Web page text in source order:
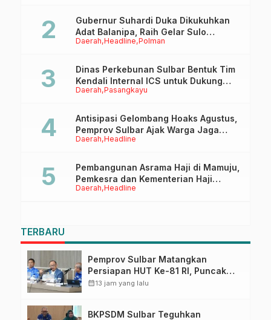
Daerah Headline Polman
Gubernur Suhardi Duka Dikukuhkan
Adat Balanipa, Raih Gelar Sulo
Tappidena
Daerah Pasangkayu
Dinas Perkebunan Sulbar Bentuk Tim
Kendali Internal ICS untuk Dukung
Sertifikasi ISPO Pekebun di
Daerah Headline
Antisipasi Gelombang Hoaks Agustus,
Pemprov Sulbar Ajak Warga Jaga
Ruang Digital
Daerah Headline
Pembangunan Asrama Haji di Mamuju,
Pemkesra dan Kementerian Haji
Sulbar Tinjau Lokasi
TERBARU
Pemprov Sulbar Matangkan
Persiapan HUT Ke-81 RI, Puncak
Upacara di Lapangan Ahmad
calendar_month13 jam yang lalu
BKPSDM Sulbar Teguhkan